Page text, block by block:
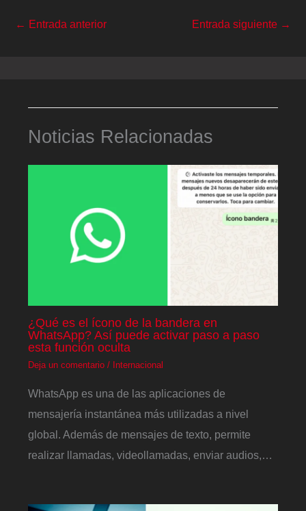
← Entrada anterior Entrada siguiente →
Noticias Relacionadas
¿Qué es el ícono de la bandera en
WhatsApp? Así puede activar paso a paso
esta función oculta
Deja un comentario / Internacional
WhatsApp es una de las aplicaciones de
mensajería instantánea más utilizadas a nivel
global. Además de mensajes de texto, permite
realizar llamadas, videollamadas, enviar audios,…